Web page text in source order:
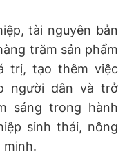
tài nguyên bản
trăm sản phẩm
trị, tạo thêm việc
người dân và trở
sáng trong hành
sinh thái, nông
minh.